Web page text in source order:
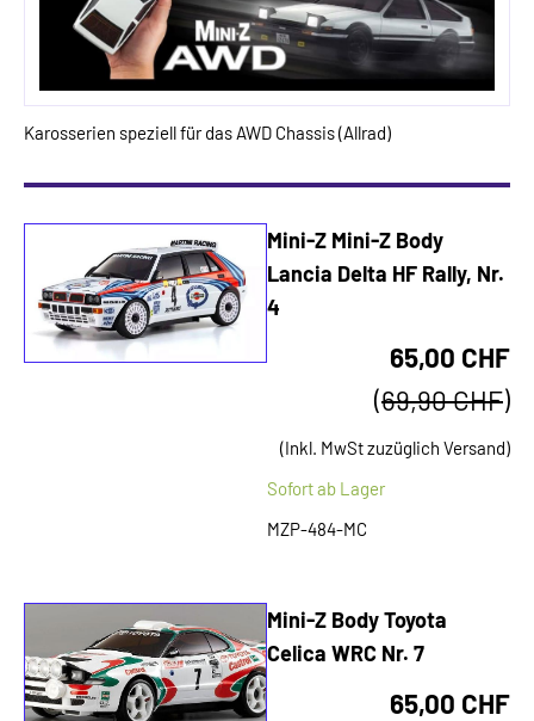
Karosserien speziell für das AWD Chassis (Allrad)
Mini-Z Mini-Z Body
Lancia Delta HF Rally, Nr.
4
65,00 CHF
(69,90 CHF)
(Inkl. MwSt zuzüglich Versand)
Sofort ab Lager
MZP-484-MC
Mini-Z Body Toyota
Celica WRC Nr. 7
65,00 CHF